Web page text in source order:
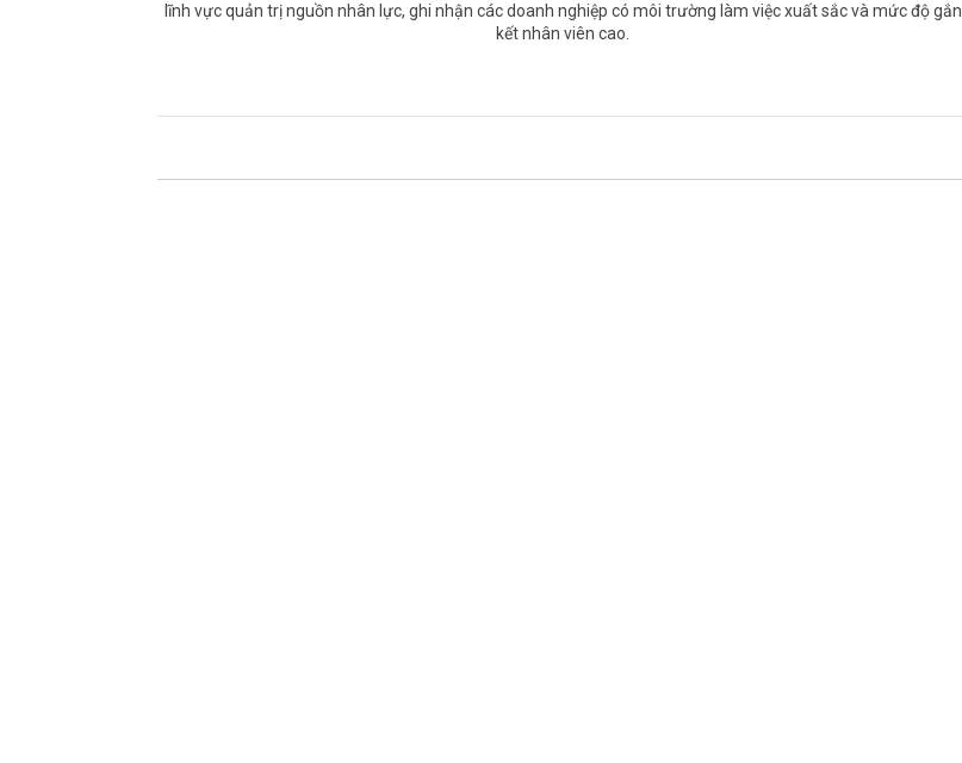
lĩnh vực quản trị nguồn nhân lực, ghi nhận các doanh nghiệp có môi trường làm việc xuất sắc và mức độ gắn
kết nhân viên cao.